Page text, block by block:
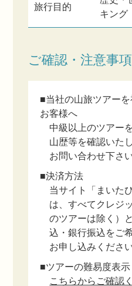
旅行目的
キング
ご確認・注意事項
■当社の山旅ツアー
お客様へ
中級以上のツアー
山歴等を確認いた
お問い合わせ下さい
■決済方法
当サイト「まいた
は、すべてクレジ
のツアーは除く）
込・銀行振込をご
お申し込みください
■ツアーの難易度表示
こちらからご確認